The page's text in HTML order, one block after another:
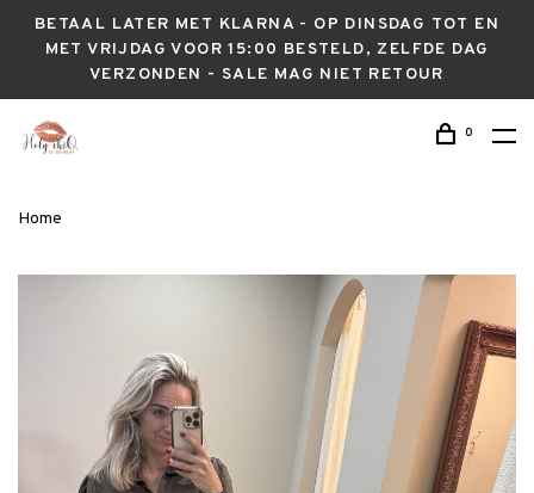
BETAAL LATER MET KLARNA - OP DINSDAG TOT EN
MET VRIJDAG VOOR 15:00 BESTELD, ZELFDE DAG
VERZONDEN - SALE MAG NIET RETOUR
0
Home